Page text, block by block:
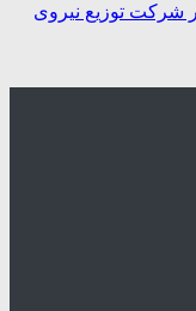
شرکت توزیع نیروی